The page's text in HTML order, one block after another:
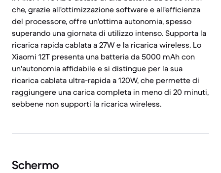
che, grazie all'ottimizzazione software e all'efficienza
del processore, offre un'ottima autonomia, spesso
superando una giornata di utilizzo intenso. Supporta la
ricarica rapida cablata a 27W e la ricarica wireless. Lo
Xiaomi 12T presenta una batteria da 5000 mAh con
un'autonomia affidabile e si distingue per la sua
ricarica cablata ultra-rapida a 120W, che permette di
raggiungere una carica completa in meno di 20 minuti,
sebbene non supporti la ricarica wireless.
Schermo